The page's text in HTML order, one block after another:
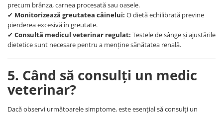
precum brânza, carnea procesată sau oasele.
✔ Monitorizează greutatea câinelui: O dietă echilibrată previne
pierderea excesivă în greutate.
✔ Consultă medicul veterinar regulat: Testele de sânge și ajustările
dietetice sunt necesare pentru a menține sănătatea renală.
5. Când să consulți un medic
veterinar?
Dacă observi următoarele simptome, este esențial să consulți un